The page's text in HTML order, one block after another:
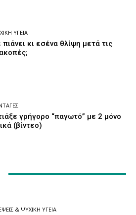
ΥΓΕΊΑ
πιάνει κι εσένα θλίψη μετά τις
γρήγορο “παγωτό” με 2 μόνο
(βίντεο)
& ΨΥΧΙΚΉ ΥΓΕΊΑ